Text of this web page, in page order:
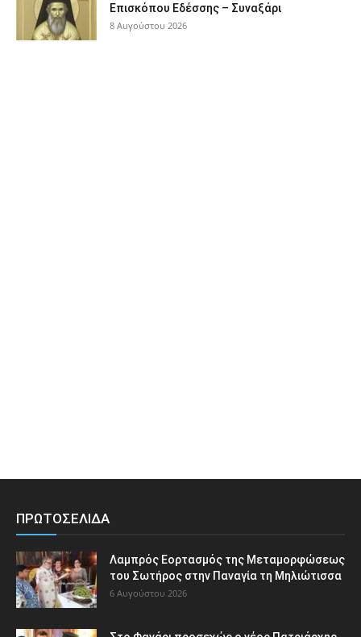
Επισκόπου Εδέσσης – Συναξάρι
8 Αυγούστου 2026
ΠΡΩΤΟΣΕΛΙΔΑ
Λαμπρός Εορτασμός της Μεταμορφώσεως
του Σωτήρος στην Παναγία τη Μηλιώτισσα
6 Αυγούστου 2026